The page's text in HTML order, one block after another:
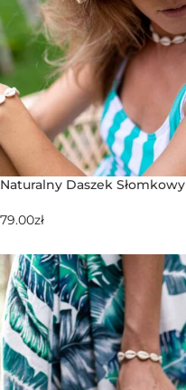
Naturalny Daszek Słomkowy
79.00zł